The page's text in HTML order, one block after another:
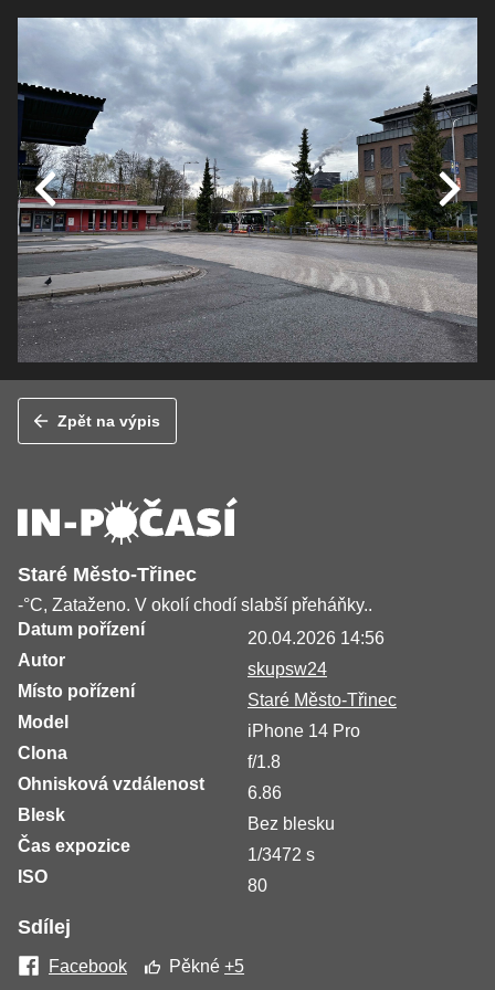
Zpět na výpis
Staré Město-Třinec
-°C, Zataženo. V okolí chodí slabší přeháňky..
Datum pořízení
20.04.2026 14:56
Autor
skupsw24
Místo pořízení
Staré Město-Třinec
Model
iPhone 14 Pro
Clona
f/1.8
Ohnisková vzdálenost
6.86
Blesk
Bez blesku
Čas expozice
1/3472 s
ISO
80
Sdílej
Facebook Pěkné+5